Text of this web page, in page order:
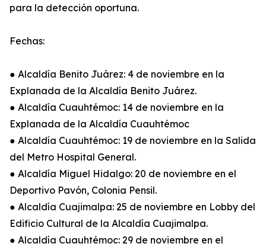
para la detección oportuna.
Fechas:
● Alcaldía Benito Juárez: 4 de noviembre en la
Explanada de la Alcaldía Benito Juárez.
● Alcaldía Cuauhtémoc: 14 de noviembre en la
Explanada de la Alcaldía Cuauhtémoc
● Alcaldía Cuauhtémoc: 19 de noviembre en la Salida
del Metro Hospital General.
● Alcaldía Miguel Hidalgo: 20 de noviembre en el
Deportivo Pavón, Colonia Pensil.
● Alcaldía Cuajimalpa: 25 de noviembre en Lobby del
Edificio Cultural de la Alcaldía Cuajimalpa.
● Alcaldía Cuauhtémoc: 29 de noviembre en el